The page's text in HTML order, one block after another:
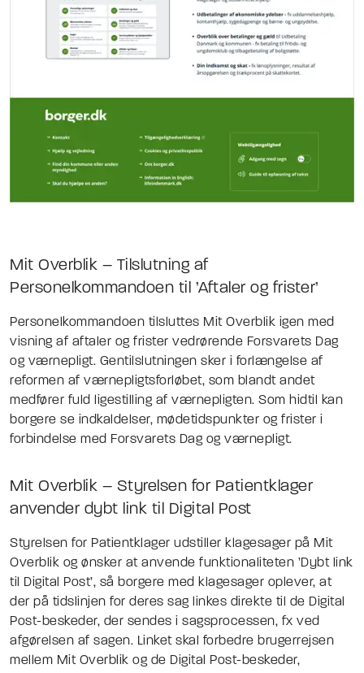
Mit Overblik – Tilslutning af
Personelkommandoen til ’Aftaler og frister’
Personelkommandoen tilsluttes Mit Overblik igen med
visning af aftaler og frister vedrørende Forsvarets Dag
og værnepligt. Gentilslutningen sker i forlængelse af
reformen af værnepligtsforløbet, som blandt andet
medfører fuld ligestilling af værnepligten. Som hidtil kan
borgere se indkaldelser, mødetidspunkter og frister i
forbindelse med Forsvarets Dag og værnepligt.
Mit Overblik – Styrelsen for Patientklager
anvender dybt link til Digital Post
Styrelsen for Patientklager udstiller klagesager på Mit
Overblik og ønsker at anvende funktionaliteten ’Dybt link
til Digital Post’, så borgere med klagesager oplever, at
der på tidslinjen for deres sag linkes direkte til de Digital
Post-beskeder, der sendes i sagsprocessen, fx ved
afgørelsen af sagen. Linket skal forbedre brugerrejsen
mellem Mit Overblik og de Digital Post-beskeder,